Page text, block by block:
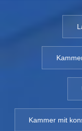
Kammer mit